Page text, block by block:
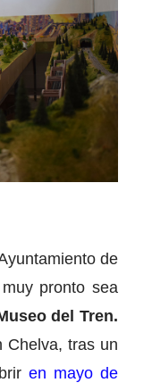
de
pronto sea
del Tren.
Chelva, tras un
en mayo de